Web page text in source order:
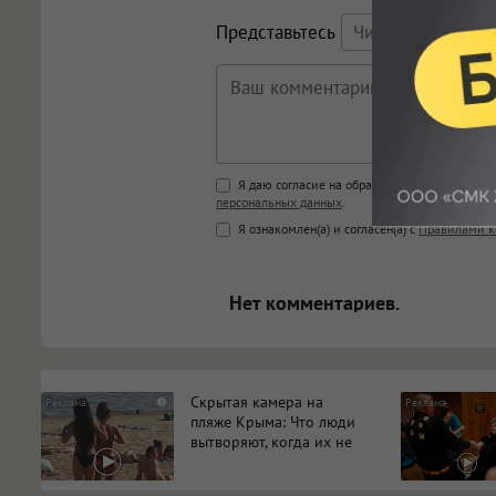
Представьтесь
Поддержка HTML
<b>, <strong>, <u>, <i>, <em>,
<blockquote>, <code>
Я даю согласие на обработку моих
персональных данных.
Я ознакомлен(а) и согласен(а) сПравилами
Нет комментариев.
i
Скрытая камера на
пляже Крыма: Что люди
вытворяют, когда их не